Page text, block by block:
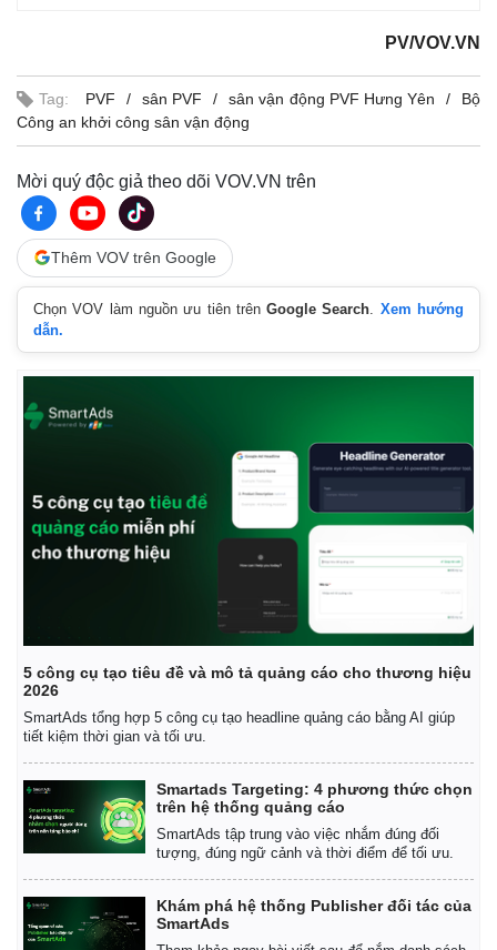
PV/VOV.VN
Tag: PVF sân PVF sân vận động PVF Hưng Yên
Bộ
Công an khởi công sân vận động
Mời quý độc giả theo dõi VOV.VN trên
Thêm VOV trên Google
Chọn VOV làm nguồn ưu tiên trênGoogle Search
Xem hướng
dẫn.
5 công cụ tạo tiêu đề và mô tả quảng cáo cho thương hiệu
2026
SmartAds tổng hợp 5 công cụ tạo headline quảng cáo bằng AI giúp
tiết kiệm thời gian và tối ưu.
Smartads Targeting: 4 phương thức chọn
trên hệ thống quảng cáo
SmartAds tập trung vào việc nhắm đúng đối
tượng, đúng ngữ cảnh và thời điểm để tối ưu.
Khám phá hệ thống Publisher đối tác của
SmartAds